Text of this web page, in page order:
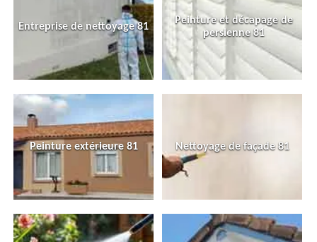
Entreprise de nettoyage 81
Peinture et décapage de
persienne 81
Peinture extérieure 81 Nettoyage de façade 81